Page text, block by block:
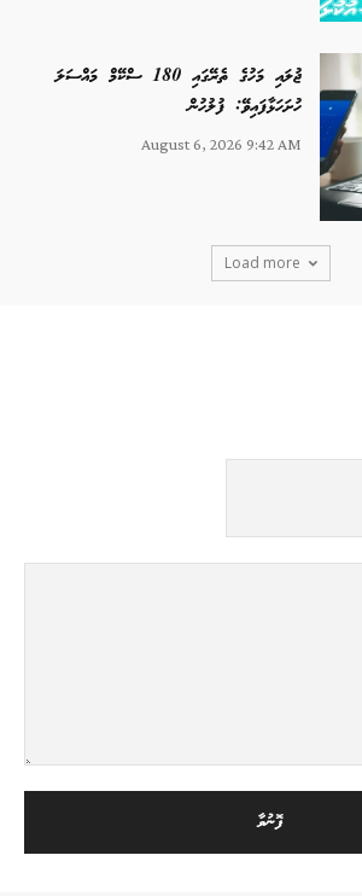
ޖުލައި މަހުގެ ތެރޭގައި 180 ސްކޭމް މައްސަލަ
ހުށަހަޅާފައިވޭ: ފުލުހުން
August 6, 2026 9:42 AM
Load more